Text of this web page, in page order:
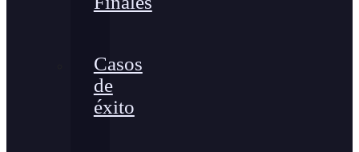
Casos
de
éxito